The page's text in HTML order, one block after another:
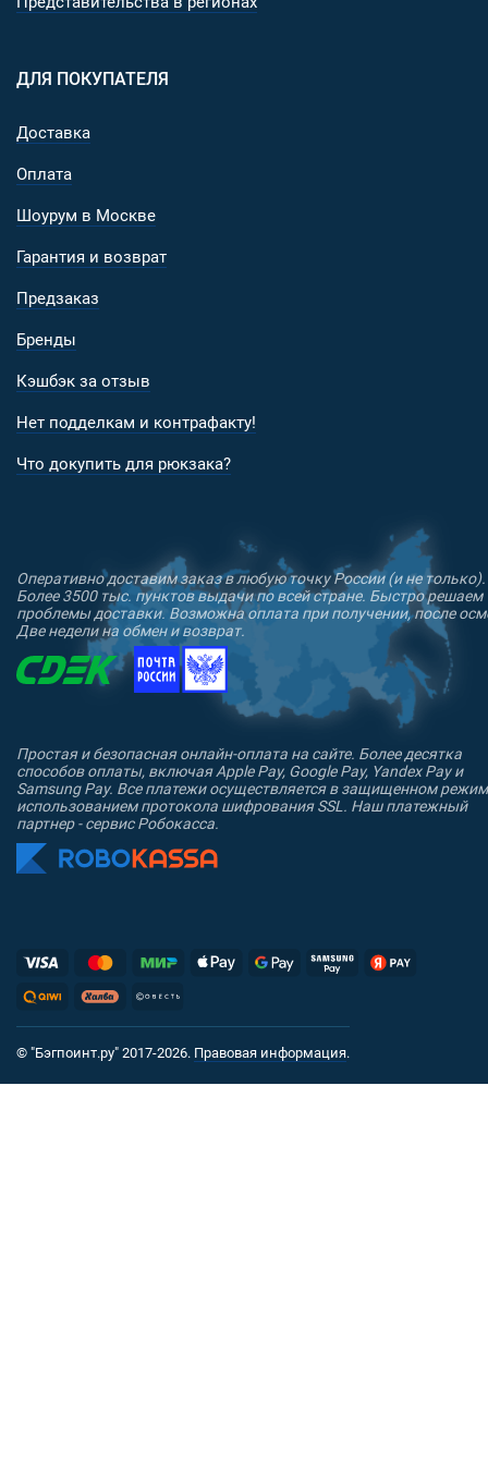
стороны (тончайший прорезиненный слой).
Martin: прочные молнии с двойными
компоненты (фастексы, полукольца) из
материалов.
основания), глубина~25 см.
Липучка на верхнем кармане для крепления
ДЛЯ ПОКУПАТЕЛЯ
Доставка
Оплата
Шоурум в Москве
Гарантия и возврат
Предзаказ
Бренды
Кэшбэк за отзыв
Нет подделкам и контрафакту!
Что докупить для рюкзака?
Оперативно доставим заказ в любую точку России (и не только).
Более 3500 тыс. пунктов выдачи по всей стране. Быстро решаем
проблемы доставки. Возможна оплата при получении, после
Две недели на обмен и возврат.
Простая и безопасная онлайн-оплата на сайте. Более десятка
способов оплаты, включая Apple Pay, Google Pay, Yandex Pay и
Samsung Pay. Все платежи осуществляется в защищенном
использованием протокола шифрования SSL. Наш платежный
партнер - сервис Робокасса.
© "Бэгпоинт.ру" 2017-2026. Правовая информация.